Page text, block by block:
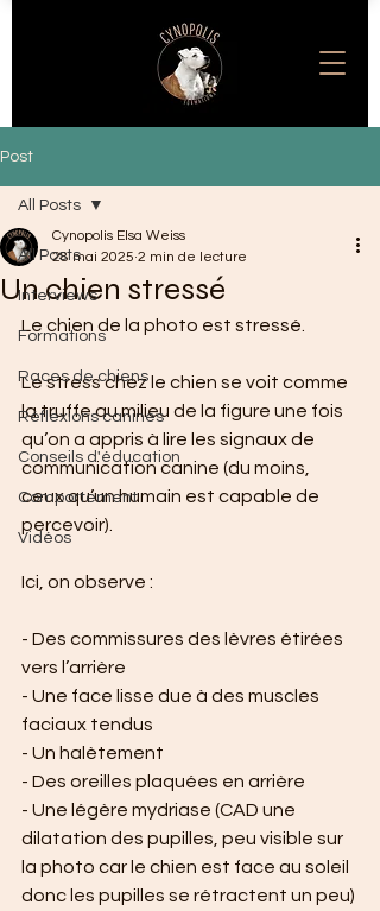
Post
All Posts
Interviews
Formations
Races de chiens
Réflexions canines
Conseils d'éducation
Comportement
Vidéos
All Posts
Un chien stressé
Cynopolis Elsa Weiss
28 mai 2025 2 min de lecture
Le chien de la photo est stressé.
Le stress chez le chien se voit comme
la truffe au milieu de la figure une fois
qu’on a appris à lire les signaux de
communication canine (du moins,
ceux qu’un humain est capable de
percevoir).
Ici, on observe :
- Des commissures des lèvres étirées
vers l’arrière
- Une face lisse due à des muscles
faciaux tendus
- Un halètement
- Des oreilles plaquées en arrière
- Une légère mydriase (CAD une
dilatation des pupilles, peu visible sur
la photo car le chien est face au soleil
donc les pupilles se rétractent un peu)